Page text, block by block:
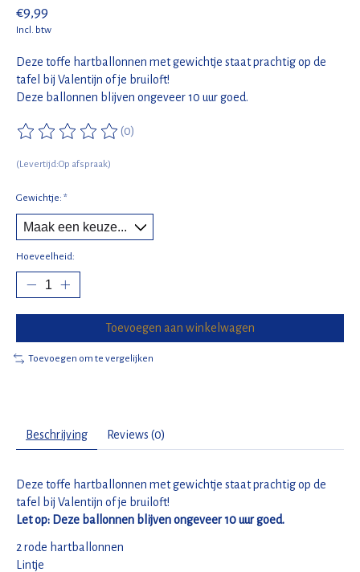
€9,99
Incl. btw
Deze toffe hartballonnen met gewichtje staat prachtig op de
tafel bij Valentijn of je bruiloft!
Deze ballonnen blijven ongeveer 10 uur goed.
De beoordeling van dit product is
(0)
(Levertijd:Op afspraak)
Gewichtje: *
Hoeveelheid:
Toevoegen aan winkelwagen
Toevoegen om te vergelijken
Beschrijving Reviews (0)
Deze toffe hartballonnen met gewichtje staat prachtig op de
tafel bij Valentijn of je bruiloft!
Let op: Deze ballonnen blijven ongeveer 10 uur goed.
2 rode hartballonnen
Lintje